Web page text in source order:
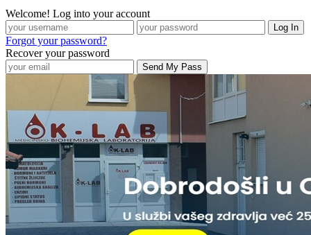
Welcome! Log into your account
Forgot your password?
Recover your password